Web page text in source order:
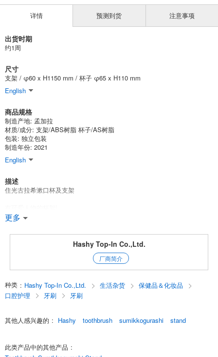
详情
出货时期
约1周
尺寸
支架 / φ60 x H1150 mm / 杯子 φ65 x H110 mm
English
商品规格
制造产地: 孟加拉
材质/成分: 支架/ABS树脂 杯子/AS树脂
包装: 独立包装
制造年份: 2021
English
描述
住光古拉希漱口杯及支架
杯子的边缘不会碰到任何地方，因此非常卫生。
杯子非常卫生!
这种杯子非常卫生，因为饮水口不与任何地方接触。
杯子也可以放水，以保持清洁。
English
更多
预测到货 注意事项
Hashy Top-In Co.,Ltd.
厂商简介
种类 : Hashy Top-In Co.,Ltd. 生活杂货
保健品＆化妆品
口腔护理
牙刷 牙刷
其他人感兴趣的 : Hashy toothbrush sumikkogurashi stand
此类产品中的其他产品 :